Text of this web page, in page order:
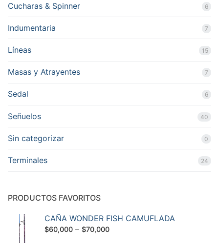
Cucharas & Spinner 6
Indumentaria 7
Líneas 15
Masas y Atrayentes 7
Sedal 6
Señuelos 40
Sin categorizar 0
Terminales 24
PRODUCTOS FAVORITOS
CAÑA WONDER FISH CAMUFLADA
$60,000 – $70,000